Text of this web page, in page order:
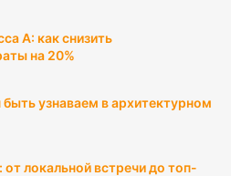
А: как снизить
на 20%
узнаваем в архитектурном
локальной встречи до топ-